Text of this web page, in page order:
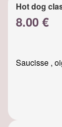
Hot dog
8.00 €
Saucisse ,